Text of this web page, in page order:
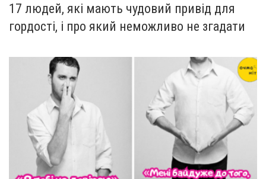
17 людей, які мають чудовий привід для
гордості, і про який неможливо не згадати